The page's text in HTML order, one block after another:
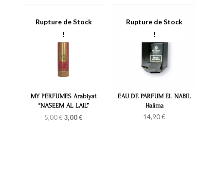
MY PERFUMES Arabiyat
“NASEEM AL LAIL”
5,00€Le
3,00€
EAU DE PARFUM EL NABIL
Halima
14,90€